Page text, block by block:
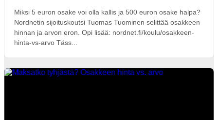
Miksi 5 euron osake voi olla kallis ja 500 euron osake halpa?
Nordnetin sijoituskoutsi Tuomas Tuominen selittää osakkeen
hinnan ja arvon eron. Opi lisää: nordnet.fi/koulu/osakkeen-
hinta-vs-arvo Täss...